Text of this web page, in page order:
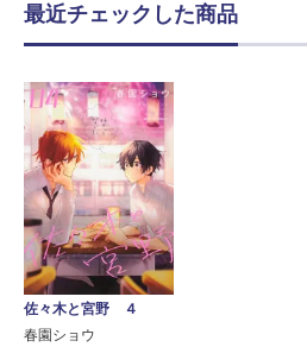
最近チェックした商品
佐々木と宮野 ４
春園ショウ